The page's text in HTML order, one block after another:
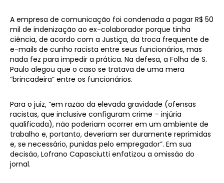
A empresa de comunicação foi condenada a pagar R$ 50
mil de indenização ao ex-colaborador porque tinha
ciência, de acordo com a Justiça, da troca frequente de
e-mails de cunho racista entre seus funcionários, mas
nada fez para impedir a prática. Na defesa, a Folha de S.
Paulo alegou que o caso se tratava de uma mera
“brincadeira” entre os funcionários.
Para o juiz, “em razão da elevada gravidade (ofensas
racistas, que inclusive configuram crime – injúria
qualificada), não poderiam ocorrer em um ambiente de
trabalho e, portanto, deveriam ser duramente reprimidas
e, se necessário, punidas pelo empregador”. Em sua
decisão, Lofrano Capasciutti enfatizou a omissão do
jornal.